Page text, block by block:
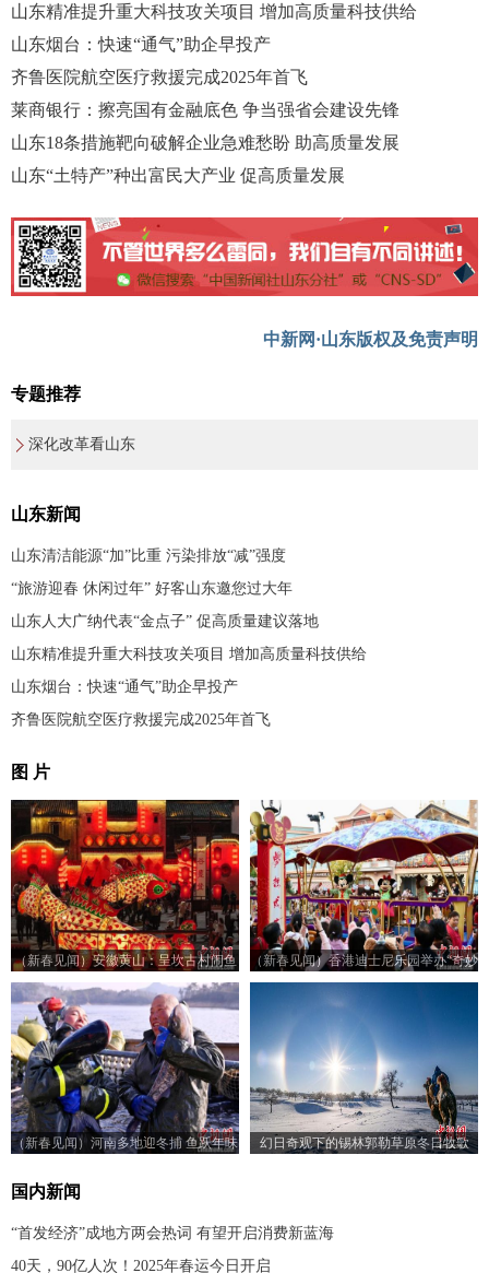
山东精准提升重大科技攻关项目 增加高质量科技供给
山东烟台：快速“通气”助企早投产
齐鲁医院航空医疗救援完成2025年首飞
莱商银行：擦亮国有金融底色 争当强省会建设先锋
山东18条措施靶向破解企业急难愁盼 助高质量发展
山东“土特产”种出富民大产业 促高质量发展
中新网·山东版权及免责声明
专题推荐
深化改革看山东
山东新闻
山东清洁能源“加”比重 污染排放“减”强度
“旅游迎春 休闲过年” 好客山东邀您过大年
山东人大广纳代表“金点子” 促高质量建议落地
山东精准提升重大科技攻关项目 增加高质量科技供给
山东烟台：快速“通气”助企早投产
齐鲁医院航空医疗救援完成2025年首飞
图 片
（新春见闻）安徽黄山：呈坎古村闹鱼
（新春见闻）香港迪士尼乐园举办“奇妙
年年” 活动贺新年
（新春见闻）河南多地迎冬捕 鱼跃年味
幻日奇观下的锡林郭勒草原冬日牧歌
国内新闻
“首发经济”成地方两会热词 有望开启消费新蓝海
40天，90亿人次！2025年春运今日开启